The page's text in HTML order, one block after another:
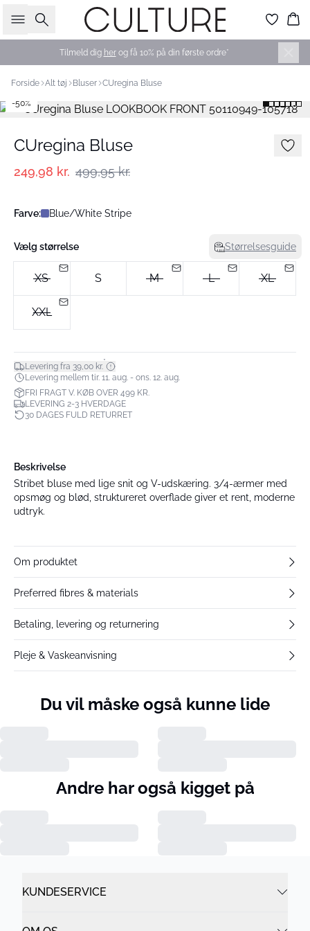
Søg
Tilmeld dig herog få 10% på din første ordre*
Forside Alt tøj Bluser CUregina Bluse
-50%
CUregina Bluse
249,98 kr. 499,95 kr.
Farve: Blue/White Stripe
Vælg størrelse Størrelsesguide
XS S M L XL
XXL
Levering fra 39,00 kr.*
Levering mellem tir. 11. aug. - ons. 12. aug.
FRI FRAGT V. KØB OVER 499 KR.
LEVERING 2-3 HVERDAGE
30 DAGES FULD RETURRET
Beskrivelse
Stribet bluse med lige snit og V-udskæring. 3/4-ærmer med
opsmøg og blød, struktureret overflade giver et rent, moderne
udtryk.
Om produktet
Preferred fibres & materials
Betaling, levering og returnering
Pleje & Vaskeanvisning
Du vil måske også kunne lide
Andre har også kigget på
KUNDESERVICE